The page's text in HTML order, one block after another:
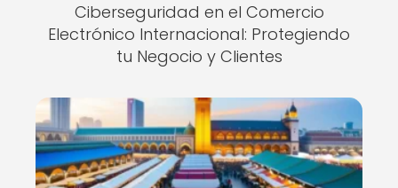
Ciberseguridad en el Comercio
Electrónico Internacional: Protegiendo
tu Negocio y Clientes